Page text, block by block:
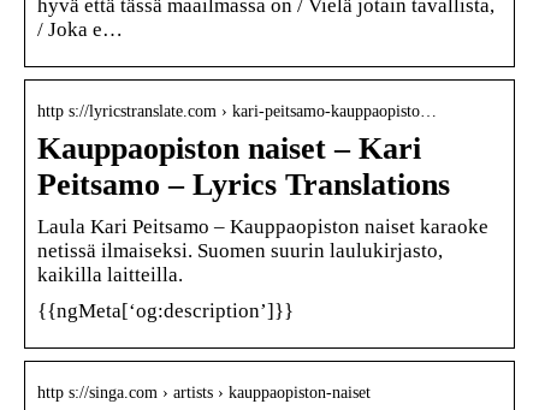
hyvä että tässä maailmassa on / Vielä jotain tavallista,
/ Joka e…
http s://lyricstranslate.com › kari-peitsamo-kauppaopisto…
Kauppaopiston naiset – Kari
Peitsamo – Lyrics Translations
Laula Kari Peitsamo – Kauppaopiston naiset karaoke
netissä ilmaiseksi. Suomen suurin laulukirjasto,
kaikilla laitteilla.
{{ngMeta[‘og:description’]}}
http s://singa.com › artists › kauppaopiston-naiset